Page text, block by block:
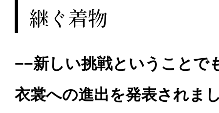
継ぐ着物
−−新しい挑戦ということで
衣裳への進出を発表されま